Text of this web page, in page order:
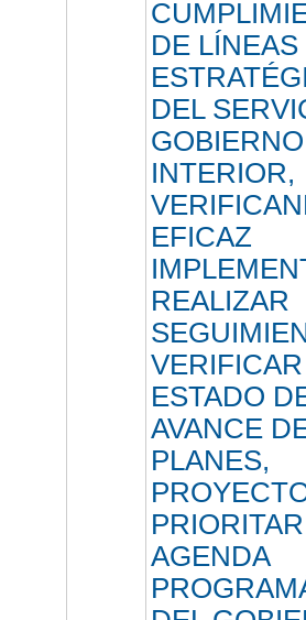
DE LÍNEAS
DEL
GOBIERNO
INTERIOR,
EFICAZ
REALIZAR
ESTADO
AVANCE
PLANES,
AGENDA